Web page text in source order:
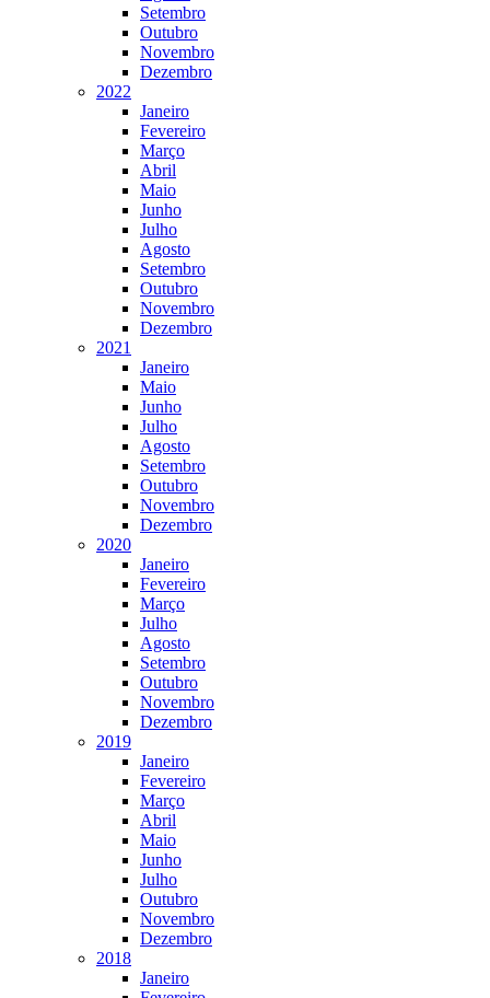
Setembro
Outubro
Novembro
Dezembro
2022
Janeiro
Fevereiro
Março
Abril
Maio
Junho
Julho
Agosto
Setembro
Outubro
Novembro
Dezembro
2021
Janeiro
Maio
Junho
Julho
Agosto
Setembro
Outubro
Novembro
Dezembro
2020
Janeiro
Fevereiro
Março
Julho
Agosto
Setembro
Outubro
Novembro
Dezembro
2019
Janeiro
Fevereiro
Março
Abril
Maio
Junho
Julho
Outubro
Novembro
Dezembro
2018
Janeiro